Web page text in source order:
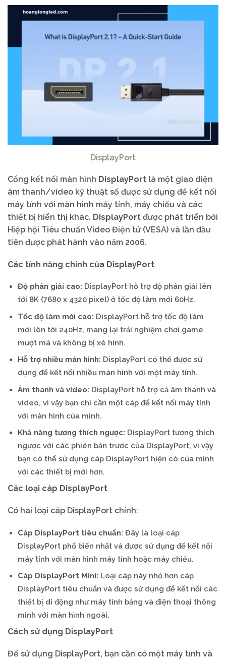
DisplayPort
Cổng kết nối màn hình DisplayPort là một giao diện
âm thanh/video kỹ thuật số được sử dụng để kết nối
máy tính với màn hình máy tính, máy chiếu và các
thiết bị hiển thị khác. DisplayPort được phát triển bởi
Hiệp hội Tiêu chuẩn Video Điện tử (VESA) và lần đầu
tiên được phát hành vào năm 2006.
Các tính năng chính của DisplayPort
Độ phân giải cao: DisplayPort hỗ trợ độ phân giải lên
tới 8K (7680 x 4320 pixel) ở tốc độ làm mới 60Hz.
Tốc độ làm mới cao: DisplayPort hỗ trợ tốc độ làm
mới lên tới 240Hz, mang lại trải nghiệm chơi game
mượt mà và không bị xé hình.
Hỗ trợ nhiều màn hình: DisplayPort có thể được sử
dụng để kết nối nhiều màn hình với một máy tính.
Âm thanh và video: DisplayPort hỗ trợ cả âm thanh và
video, vì vậy bạn chỉ cần một cáp để kết nối máy tính
với màn hình của mình.
Khả năng tương thích ngược: DisplayPort tương thích
ngược với các phiên bản trước của DisplayPort, vì vậy
bạn có thể sử dụng cáp DisplayPort hiện có của mình
với các thiết bị mới hơn.
Các loại cáp DisplayPort
Có hai loại cáp DisplayPort chính:
Cáp DisplayPort tiêu chuẩn: Đây là loại cáp
DisplayPort phổ biến nhất và được sử dụng để kết nối
máy tính với màn hình máy tính hoặc máy chiếu.
Cáp DisplayPort Mini: Loại cáp này nhỏ hơn cáp
DisplayPort tiêu chuẩn và được sử dụng để kết nối các
thiết bị di động như máy tính bảng và điện thoại thông
minh với màn hình ngoài.
Cách sử dụng DisplayPort
Để sử dụng DisplayPort, bạn cần có một máy tính và